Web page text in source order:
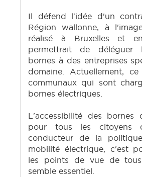
Il défend l'idée d'un
Région wallonne, à
réalisé à Bruxelles et
permettrait de déléguer
bornes à des entreprises
domaine. Actuellement,
communaux qui sont
bornes électriques.
L'accessibilité des bornes
pour tous les
conducteur de la
mobilité électrique, c'est
les points de vue de
semble essentiel.